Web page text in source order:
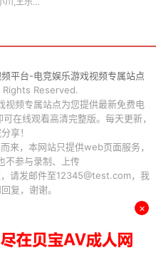
×
平台-电竞娱乐游戏视频专属站点
Rights Reserved.
频专属站点为您提供最新免费电
在线观看高清完整版。每天更新，
享！
来，本网站只提供web页面服务，
不参与录制、上传
请发邮件至12345@test.com，我
复，谢谢。